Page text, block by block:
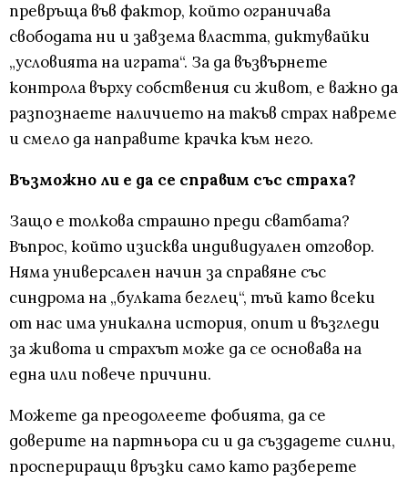
превръща във фактор, който ограничава
свободата ни и завзема властта, диктувайки
„условията на играта“. За да възвърнете
контрола върху собствения си живот, е важно да
разпознаете наличието на такъв страх навреме
и смело да направите крачка към него.
Възможно ли е да се справим със страха?
Защо е толкова страшно преди сватбата?
Въпрос, който изисква индивидуален отговор.
Няма универсален начин за справяне със
синдрома на „булката беглец“, тъй като всеки
от нас има уникална история, опит и възгледи
за живота и страхът може да се основава на
една или повече причини.
Можете да преодолеете фобията, да се
доверите на партньора си и да създадете силни,
проспериращи връзки само като разберете